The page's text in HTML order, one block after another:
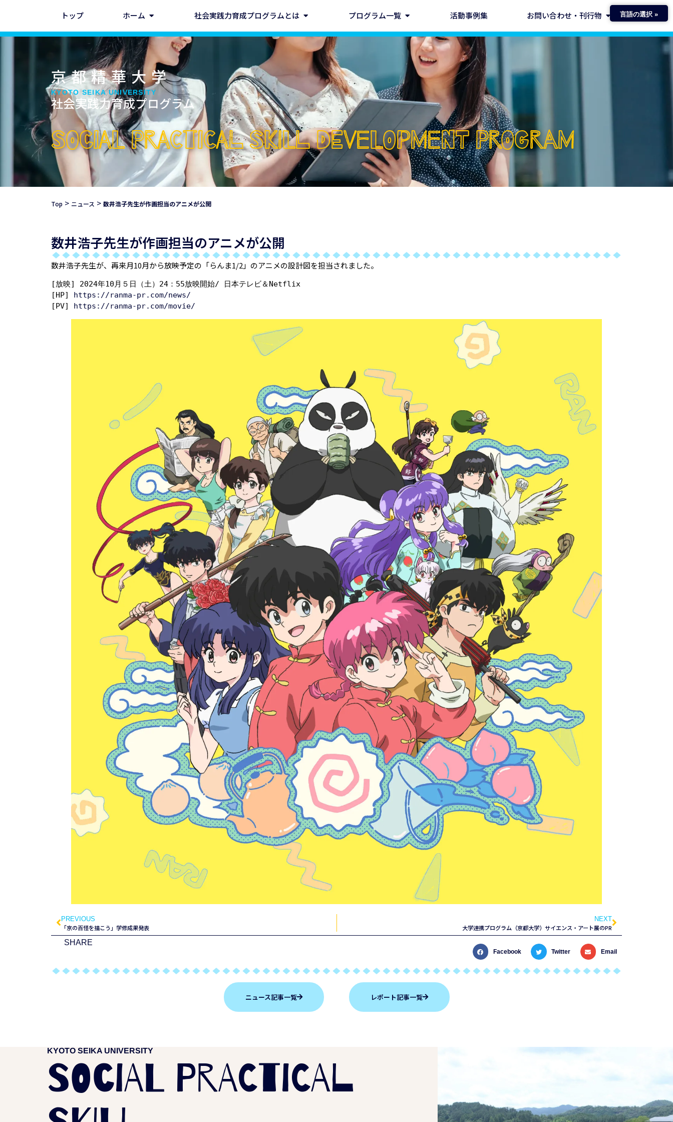
トップ ホーム 社会実践力育成プログラムとは プログラム一覧 活動事例集 お問い合わせ・刊行物
京都精華大学
KYOTO SEIKA UNIVERSITY
社会実践力育成プログラム
SOCIAL PRACTICAL SKILL DEVELOPMENT PROGRAM
Top > ニュース > 数井浩子先生が作画担当のアニメが公開
数井浩子先生が作画担当のアニメが公開
数井浩子先生が、再来月10月から放映予定の「らんま1/2」のアニメの設計図を担当されました。
[放映] 2024年10月５日（土）24：55放映開始/ 日本テレビ＆Netflix
[HP] https://ranma-pr.com/news/
[PV] https://ranma-pr.com/movie/
PREVIOUS
「京の百怪を描こう」学修成果発表
NEXT
大学連携プログラム（京都大学）サイエンス・アート展のPR
SHARE
Facebook Twitter Email
ニュース記事一覧 レポート記事一覧
KYOTO SEIKA UNIVERSITY
SOCIAL PRACTICAL
言語の選択 »